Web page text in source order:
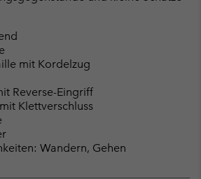
mit Kordelzug
Reverse-Eingriff
Klettverschluss
Wandern, Gehen